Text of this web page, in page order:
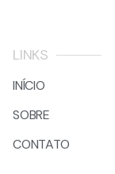
LINKS
INÍCIO
SOBRE
CONTATO